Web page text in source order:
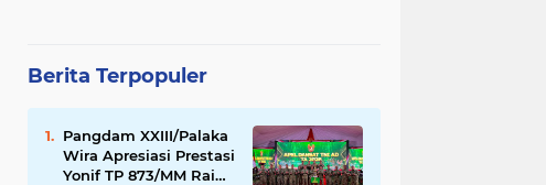
Berita Terpopuler
Pangdam XXIII/Palaka
Wira Apresiasi Prestasi
Yonif TP 873/MM Raih